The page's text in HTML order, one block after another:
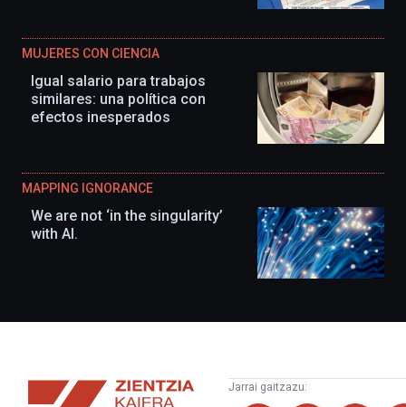
MUJERES CON CIENCIA
Igual salario para trabajos
similares: una política con
efectos inesperados
MAPPING IGNORANCE
We are not ‘in the singularity’
with AI.
Zientzia
Jarrai gaitzazu: